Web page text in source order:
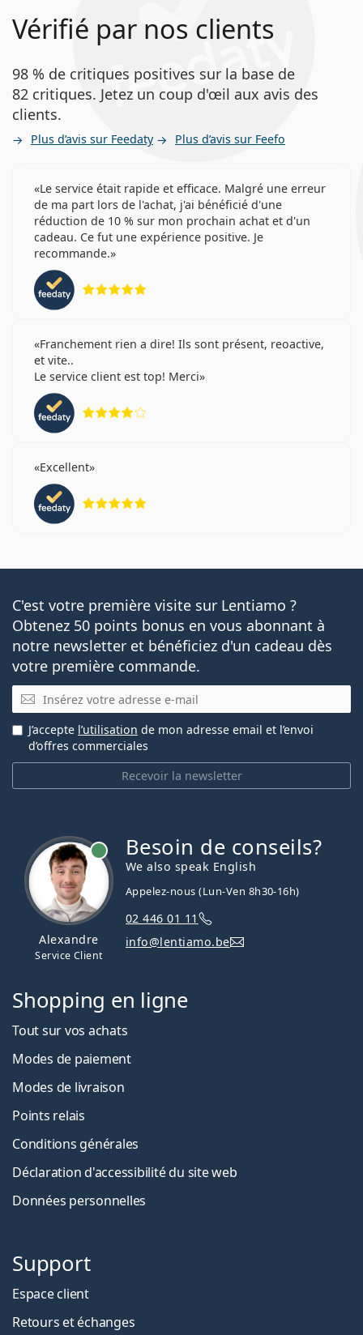
Vérifié par nos clients
98 % de critiques positives sur la base de
82 critiques. Jetez un coup d'œil aux avis des
clients.
Plus d’avis sur Feedaty Plus d’avis sur Feefo
Le service était rapide et efficace. Malgré une erreur
de ma part lors de l'achat, j'ai bénéficié d'une
réduction de 10 % sur mon prochain achat et d'un
cadeau. Ce fut une expérience positive. Je
recommande.
Franchement rien a dire! Ils sont présent, reoactive,
et vite..
Le service client est top! Merci
Excellent
C'est votre première visite sur Lentiamo ?
Obtenez 50 points bonus en vous abonnant à
notre newsletter et bénéficiez d'un cadeau dès
votre première commande.
E-mail
Recevoir la newsletter
J’accepte l’utilisation de mon adresse email et l’envoi
d’offres commerciales
Alexandre
Service Client
Besoin de conseils?
We also speak English
Appelez-nous (Lun-Ven 8h30-16h)
02 446 01 11
info@lentiamo.be
Shopping en ligne
Tout sur vos achats
Modes de paiement
Modes de livraison
Points relais
Conditions générales
Déclaration d'accessibilité du site web
Données personnelles
Support
Espace client
Retours et échanges